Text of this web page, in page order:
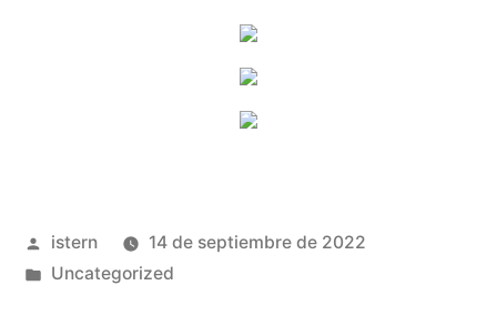
Publicado
por
istern
14 de septiembre de 2022
Publicado
Uncategorized